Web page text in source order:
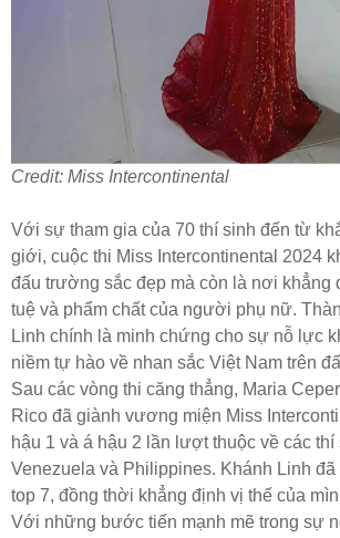
Credit: Miss Intercontinental
Với sự tham gia của 70 thí sinh đến từ
giới, cuộc thi Miss Intercontinental 2024
đấu trường sắc đẹp mà còn là nơi khẳng
tuệ và phẩm chất của người phụ nữ.
Linh chính là minh chứng cho sự nỗ lực
niềm tự hào về nhan sắc Việt Nam trên
Sau các vòng thi căng thẳng, Maria
Rico đã giành vương miện Miss
hậu 1 và á hậu 2 lần lượt thuộc về các
Venezuela và Philippines. Khánh Linh đã
top 7, đồng thời khẳng định vị thế của
Với những bước tiến mạnh mẽ trong sự